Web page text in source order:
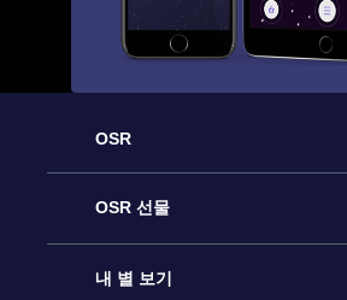
OSR
고객 서비스
연락처
OSR 선물
온라인 별 선물
내 별 보기